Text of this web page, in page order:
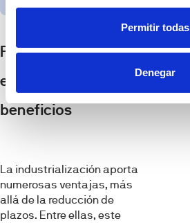
Permitir todas
Denegar
Proceso más
eficiente con claros
beneficios
La industrialización aporta
numerosas ventajas, más
allá de la reducción de
plazos. Entre ellas, este